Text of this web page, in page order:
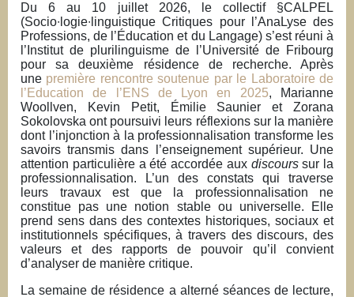
i
p
a
n
e
Du 6 au 10 juillet 2026, le collectif §CALPEL
(Socio∙logie∙linguistique Critiques pour l’AnaLyse des
Professions, de l’Éducation et du Langage) s’est réuni à
l’Institut de plurilinguisme de l’Université de Fribourg
pour sa deuxième résidence de recherche. Après
une première rencontre soutenue par le Laboratoire de
l’Education de l’ENS de Lyon en 2025, Marianne
Woollven, Kevin Petit, Émilie Saunier et Zorana
Sokolovska ont poursuivi leurs réflexions sur la manière
dont l’injonction à la professionnalisation transforme les
savoirs transmis dans l’enseignement supérieur. Une
attention particulière a été accordée aux discourssur la
professionnalisation. L’un des constats qui traverse
leurs travaux est que la professionnalisation ne
constitue pas une notion stable ou universelle. Elle
prend sens dans des contextes historiques, sociaux et
institutionnels spécifiques, à travers des discours, des
valeurs et des rapports de pouvoir qu’il convient
d’analyser de manière critique.
La semaine de résidence a alterné séances de lecture,